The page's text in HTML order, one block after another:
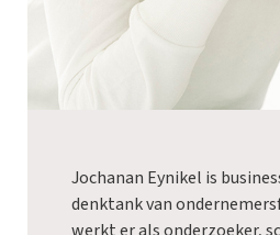
Jochanan Eynikel is
denktank van
werkt er als onderzoeker,